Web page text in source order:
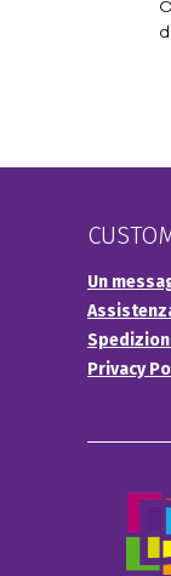
Un
Privacy